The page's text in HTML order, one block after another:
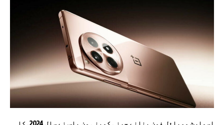
اسمارٹ موبائل فون بنانے چینی کمپنی ون پلس نے سال 2024. کا